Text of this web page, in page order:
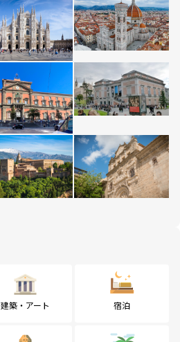
建築・アート 宿泊